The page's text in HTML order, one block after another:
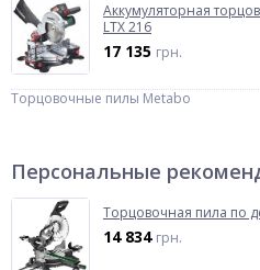
Аккумуляторная
LTX 216
17 135 грн.
Торцовочные пилы Metabo
Персональные
Торцовочная пила по
14 834 грн.